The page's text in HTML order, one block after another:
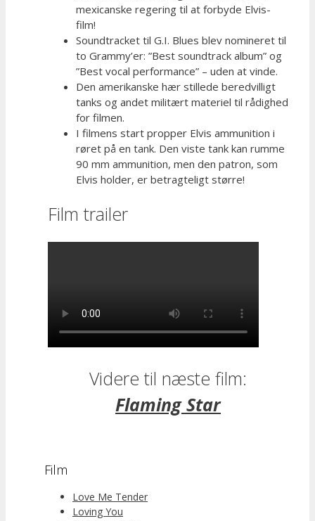
mexicanske regering til at forbyde Elvis-
film!
Soundtracket til G.I. Blues blev nomineret til
to Grammy’er: ”Best soundtrack album” og
”Best vocal performance” – uden at vinde.
Den amerikanske hær stillede beredvilligt
tanks og andet militært materiel til rådighed
for filmen.
I filmens start propper Elvis ammunition i
røret på en tank. Den viste tank kan rumme
90 mm ammunition, men den patron, som
Elvis holder, er betragteligt større!
Film trailer
Videre til næste film:
Flaming Star
Film
Love Me Tender
Loving You